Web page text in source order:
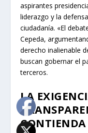
aspirantes
liderazgo y la
ciudadanía. «El
Cepeda,
derecho inalienable
buscan gobernar el
terceros.
LA
CONTIENDA